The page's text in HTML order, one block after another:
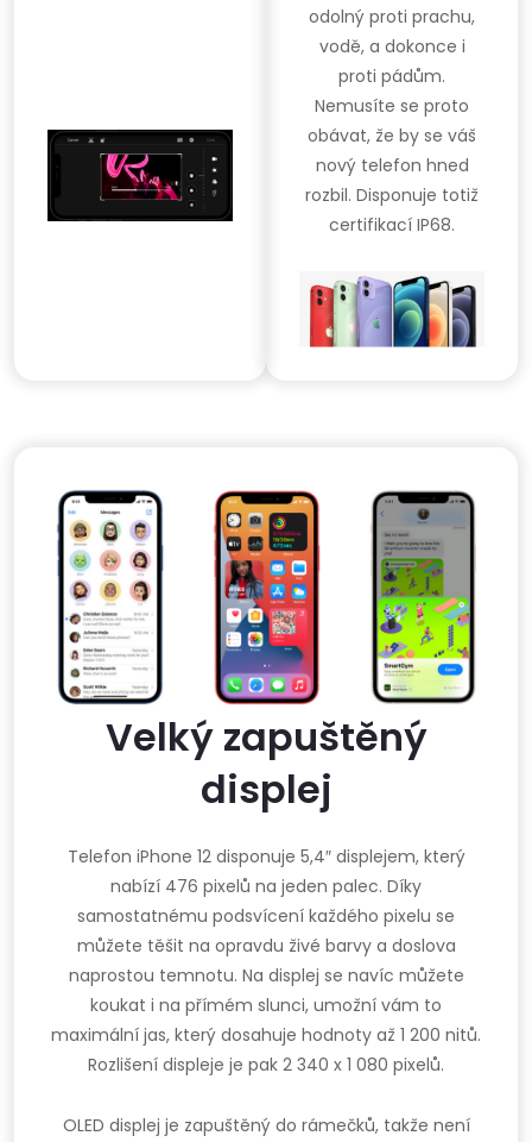
odolný proti prachu,
vodě, a dokonce i
proti pádům.
Nemusíte se proto
obávat, že by se váš
nový telefon hned
rozbil. Disponuje totiž
certifikací IP68.
Velký zapuštěný
displej
Telefon iPhone 12 disponuje 5,4″ displejem, který
nabízí 476 pixelů na jeden palec. Díky
samostatnému podsvícení každého pixelu se
můžete těšit na opravdu živé barvy a doslova
naprostou temnotu. Na displej se navíc můžete
koukat i na přímém slunci, umožní vám to
maximální jas, který dosahuje hodnoty až 1 200 nitů.
Rozlišení displeje je pak 2 340 x 1 080 pixelů.
OLED displej je zapuštěný do rámečků, takže není